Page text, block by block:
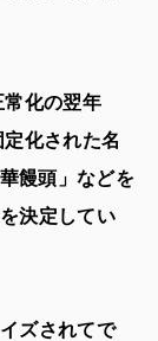
化の翌年
化された名
饅頭」などを
決定してい
ズされてで